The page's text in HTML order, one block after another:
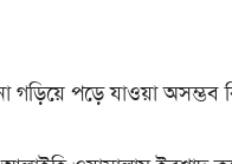
গড়িয়ে পড়ে যাওয়া অসম্ভব